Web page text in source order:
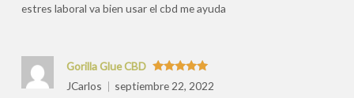
estres laboral va bien usar el cbd me ayuda
Valorado
con5de 5
Gorilla Glue CBD
JCarlos
septiembre 22, 2022